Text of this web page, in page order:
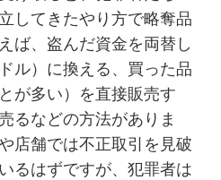
してきたやり方で略奪品
ば、盗んだ資金を両替し
ル）に換える、買った品
が多い）を直接販売す
るなどの方法がありま
店舗では不正取引を見破
るはずですが、犯罪者は